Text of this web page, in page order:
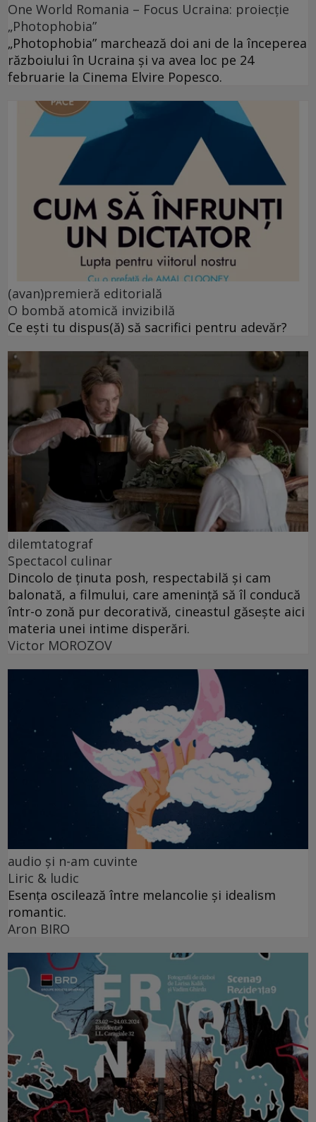
One World Romania – Focus Ucraina: proiecție
„Photophobia”
„Photophobia” marchează doi ani de la începerea
războiului în Ucraina și va avea loc pe 24
februarie la Cinema Elvire Popesco.
(avan)premieră editorială
O bombă atomică invizibilă
Ce ești tu dispus(ă) să sacrifici pentru adevăr?
dilemtatograf
Spectacol culinar
Dincolo de ținuta posh, respectabilă și cam
balonată, a filmului, care amenință să îl conducă
într-o zonă pur decorativă, cineastul găsește aici
materia unei intime disperări.
Victor MOROZOV
audio şi n-am cuvinte
Liric & ludic
Esența oscilează între melancolie și idealism
romantic.
Aron BIRO